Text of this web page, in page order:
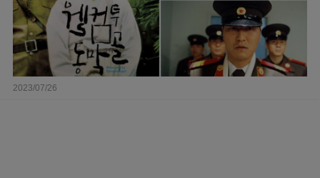
2023/07/26